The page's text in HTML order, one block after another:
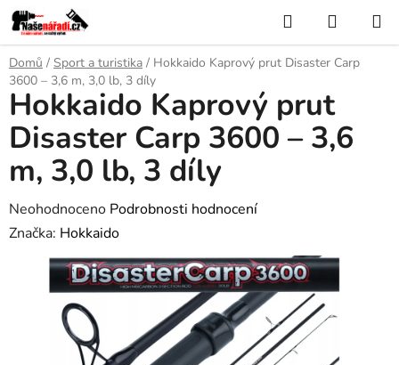
Přejít
na
obsah
Hledat
KOŠÍK
Domů / Sport a turistika / Hokkaido Kaprový prut Disaster Carp
3600 – 3,6 m, 3,0 lb, 3 díly
Hokkaido Kaprový prut
Disaster Carp 3600 – 3,6
m, 3,0 lb, 3 díly
Průměrné
hodnocení
produktu
Neohodnoceno Podrobnosti hodnocení
Značka: Hokkaido